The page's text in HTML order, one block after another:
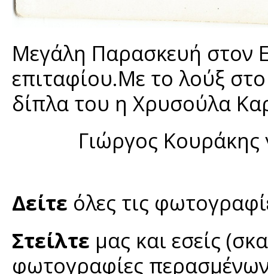
Μεγάλη Παρασκευή στον
επιταφίου.Με το λούξ
δίπλα του η Χρυσούλα
Γιώργος Κουράκης
Δείτε όλες τις
Στείλτε μας και εσείς
φωτογραφίες